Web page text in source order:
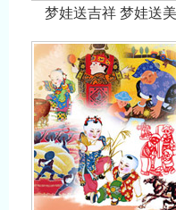
梦娃送吉祥 梦娃送